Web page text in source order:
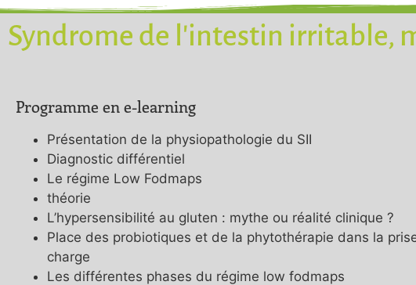
Syndrome de l'intestin irritable,
Programme en e-learning
Présentation de la physiopathologie du SII
Diagnostic différentiel
Le régime Low Fodmaps
théorie
L’hypersensibilité au gluten : mythe ou réalité clinique ?
Place des probiotiques et de la phytothérapie dans la
charge
Les différentes phases du régime low fodmaps